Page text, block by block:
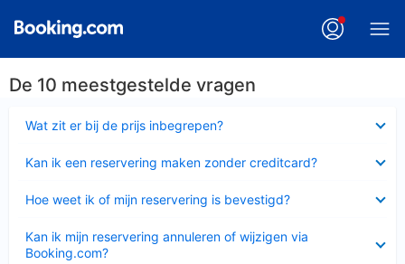
De 10 meestgestelde vragen
Wat zit er bij de prijs inbegrepen?
Kan ik een reservering maken zonder creditcard?
Hoe weet ik of mijn reservering is bevestigd?
Kan ik mijn reservering annuleren of wijzigen via
Booking.com?